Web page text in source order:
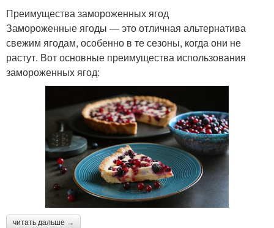
Преимущества замороженных ягод
Замороженные ягоды — это отличная альтернатива
свежим ягодам, особенно в те сезоны, когда они не
растут. Вот основные преимущества использования
замороженных ягод:
читать дальше →